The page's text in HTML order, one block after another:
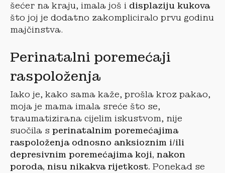
šećer na kraju, imala još i displaziju kukova
što joj je dodatno zakompliciralo prvu godinu
majčinstva.
Perinatalni poremećaji
raspoloženja
Iako je, kako sama kaže, prošla kroz pakao,
moja je mama imala sreće što se,
traumatizirana cijelim iskustvom, nije
suočila s perinatalnim poremećajima
raspoloženja odnosno anksioznim i/ili
depresivnim poremećajima koji, nakon
poroda, nisu nikakva rijetkost. Ponekad se